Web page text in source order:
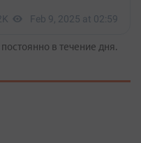
в течение дня.